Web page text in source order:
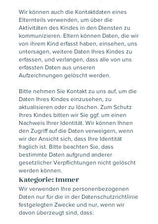
Wir können auch die Kontaktdaten eines
Elternteils verwenden, um über die
Aktivitäten des Kindes in den Diensten zu
kommunizieren. Eltern können Daten, die wir
von ihrem Kind erfasst haben, einsehen, uns
untersagen, weitere Daten Ihres Kindes zu
erfassen, und verlangen, dass alle von uns
erfassten Daten aus unseren
Aufzeichnungen gelöscht werden.
Bitte nehmen Sie Kontakt zu uns auf, um die
Daten Ihres Kindes einzusehen, zu
aktualisieren oder zu löschen. Zum Schutz
Ihres Kindes bitten wir Sie ggf. um einen
Nachweis Ihrer Identität. Wir können Ihnen
den Zugriff auf die Daten verweigern, wenn
wir der Ansicht sich, dass Ihre Identität
fraglich ist. Bitte beachten Sie, dass
bestimmte Daten aufgrund anderer
gesetzlicher Verpflichtungen nicht gelöscht
werden können.
Kategorie: Immer
Wir verwenden Ihre personenbezogenen
Daten nur für die in der Datenschutzrichtlinie
festgelegten Zwecke und nur, wenn wir
davon überzeugt sind, dass: